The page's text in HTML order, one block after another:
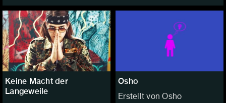
Keine Macht der
Langeweile
Osho
Erstellt von Osho